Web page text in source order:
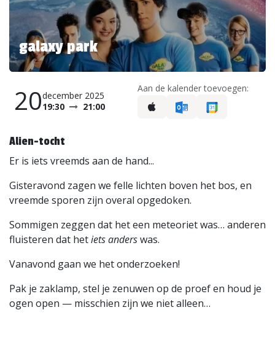
galaxy park
20december 2025
19:30
21:00
Aan de kalender toevoegen:
Alien-tocht
Er is iets vreemds aan de hand...
Gisteravond zagen we felle lichten boven het bos, en
vreemde sporen zijn overal opgedoken.
Sommigen zeggen dat het een meteoriet was… anderen
fluisteren dat hetiets anderswas.
Vanavond gaan we het onderzoeken!
Pak je zaklamp, stel je zenuwen op de proef en houd je
ogen open — misschien zijn we niet alleen…